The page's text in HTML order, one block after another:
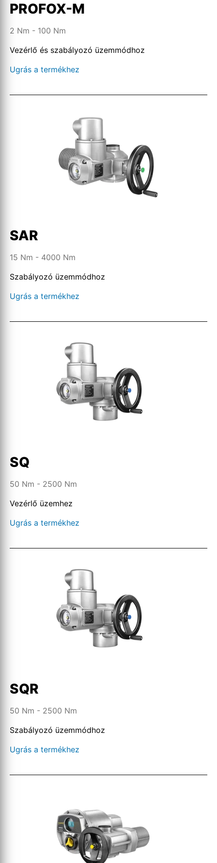
PROFOX-M
2 Nm - 100 Nm
Vezérlő és szabályozó üzemmódhoz
Ugrás a termékhez
SAR
15 Nm - 4000 Nm
Szabályozó üzemmódhoz
Ugrás a termékhez
SQ
50 Nm - 2500 Nm
Vezérlő üzemhez
Ugrás a termékhez
SQR
50 Nm - 2500 Nm
Szabályozó üzemmódhoz
Ugrás a termékhez